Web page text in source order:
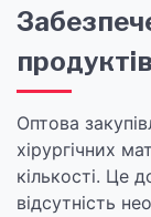
продуктів
Оптова
хірургічних
кількості. Це
відсутність